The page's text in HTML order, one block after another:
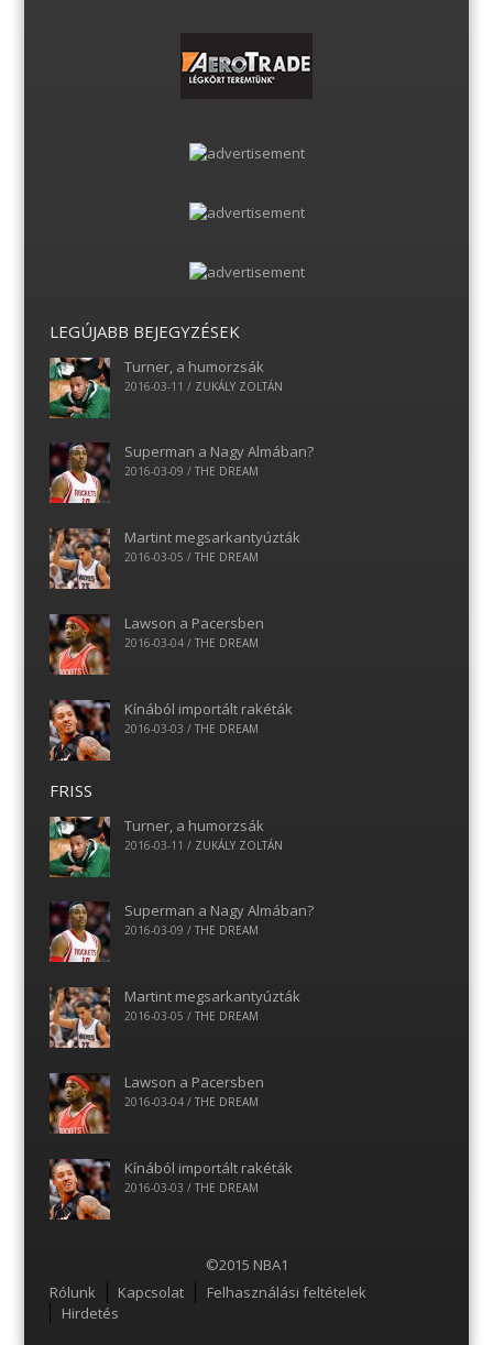
LEGÚJABB BEJEGYZÉSEK
Turner, a humorzsák
2016-03-11 / ZUKÁLY ZOLTÁN
Superman a Nagy Almában?
2016-03-09 / THE DREAM
Martint megsarkantyúzták
2016-03-05 / THE DREAM
Lawson a Pacersben
2016-03-04/ THE DREAM
Kínából importált rakéták
2016-03-03 / THE DREAM
FRISS
Turner, a humorzsák
2016-03-11 / ZUKÁLY ZOLTÁN
Superman a Nagy Almában?
2016-03-09 / THE DREAM
Martint megsarkantyúzták
2016-03-05 / THE DREAM
Lawson a Pacersben
2016-03-04/ THE DREAM
Kínából importált rakéták
2016-03-03 / THE DREAM
©2015 NBA1
Menu
Rólunk Kapcsolat
Felhasználási feltételek
Hirdetés